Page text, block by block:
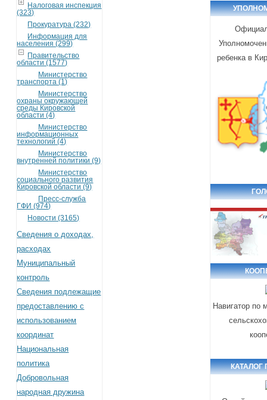
Налоговая инспекция
(323)
Прокуратура (232)
Информация для
населения (299)
Правительство
области (1577)
Министерство
транспорта (1)
Министерство
охраны окружающей
среды Кировской
области (4)
Министерство
информационных
технологий (4)
Министерство
внутренней политики (9)
Министерство
социального развития
Кировской области (9)
Пресс-служба
ГФИ (974)
Новости (3165)
Сведения о доходах,
расходах
Муниципальный
контроль
Сведения подлежащие
предоставлению с
использованием
координат
Национальная
политика
Добровольная
народная дружина
ребенка в
Навигатор по
КАТАЛОГ